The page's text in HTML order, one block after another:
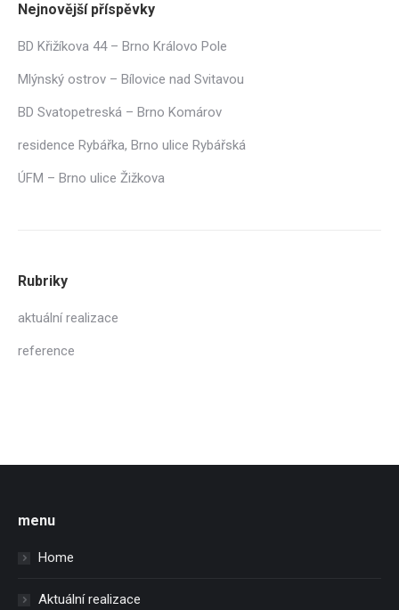
Nejnovější příspěvky
BD Křižíkova 44 – Brno Královo Pole
Mlýnský ostrov – Bílovice nad Svitavou
BD Svatopetreská – Brno Komárov
residence Rybářka, Brno ulice Rybářská
ÚFM – Brno ulice Žižkova
Rubriky
aktuální realizace
reference
menu
Home
Aktuální realizace